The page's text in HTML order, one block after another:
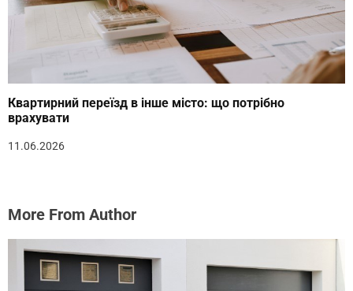
Квартирний переїзд в інше місто: що потрібно
врахувати
11.06.2026
More From Author